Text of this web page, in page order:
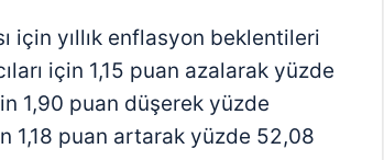
için yıllık enflasyon beklentileri
için 1,15 puan azalarak yüzde
1,90 puan düşerek yüzde
1,18 puan artarak yüzde 52,08